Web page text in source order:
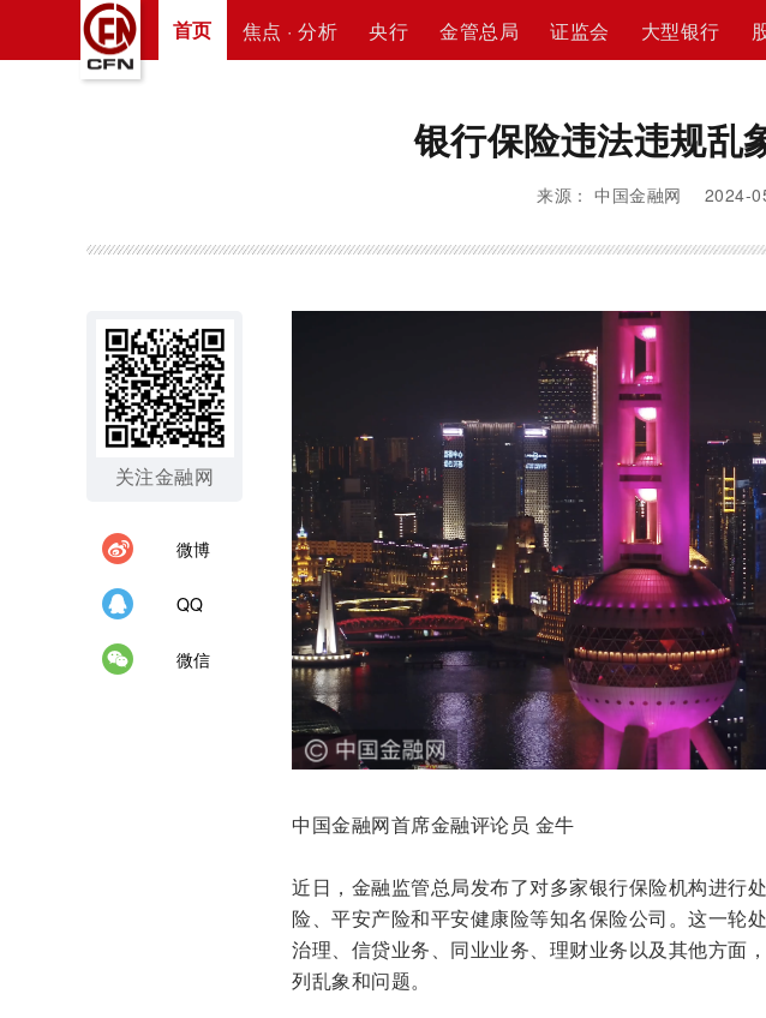
首页 焦点 · 分析 央行 金管总局 证监会 大型银行
银行保险违法违规乱
来源： 中国金融网 2024-
关注金融网
微博
QQ
微信
中国金融网首席金融评论员 金牛
近日，金融监管总局发布了对多家银行保险机构进行
险、平安产险和平安健康险等知名保险公司。这一轮
治理、信贷业务、同业业务、理财业务以及其他方面
列乱象和问题。